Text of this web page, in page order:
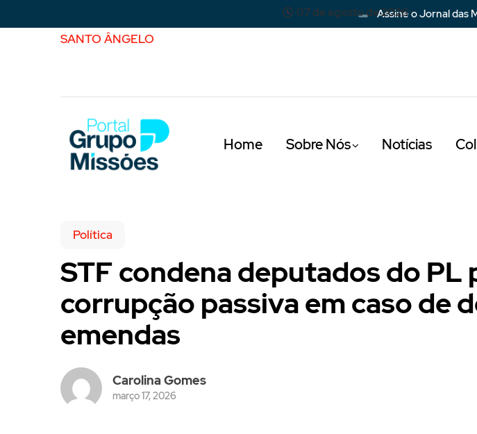
Assine o Jornal das
SANTO ÂNGELO
07 de agosto de 2026
Home Sobre Nós Notícias
Política
STF condena deputados do PL
corrupção passiva em caso de
emendas
Carolina Gomes
março 17, 2026